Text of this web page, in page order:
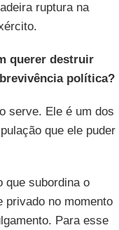
ruptura na
querer destruir
política?
serve. Ele é um dos
que ele puder
que subordina o
privado no momento
Para esse